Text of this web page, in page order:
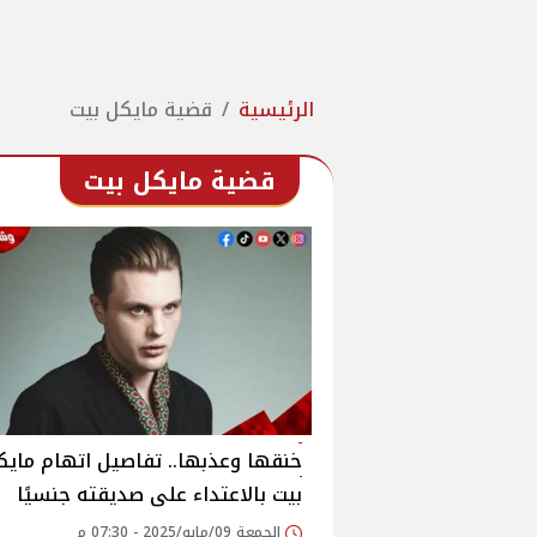
الرئيسية قضية مايكل بيت
قضية مايكل بيت
خنقها وعذبها.. تفاصيل اتهام
بيت بالاعتداء على صديقته جنسيًا